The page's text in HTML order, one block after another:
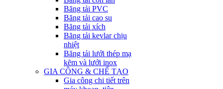
Băng tải PVC
Băng tải cao su
Băng tải xích
Băng tải kevlar chịu
nhiệt
Băng tải lưới thép mạ
kẽm và lưới inox
GIA CÔNG & CHẾ TẠO
Gia công chi tiết trên